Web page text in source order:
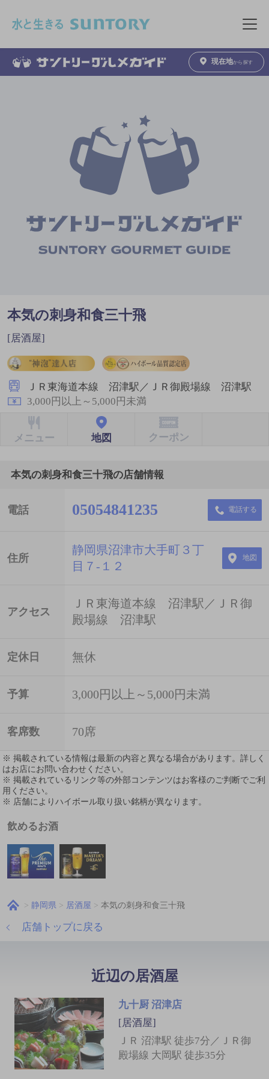
メニュ
現在地から探す
本気の刺身和食三十飛
[居酒屋]
ＪＲ東海道本線 沼津駅／ＪＲ御殿場線 沼津駅
3,000円以上～5,000円未満
メニュー 地図 クーポン
本気の刺身和食三十飛の店舗情報
電話 05054841235 電話する
住所
静岡県沼津市大手町３丁
目７-１２
地図
アクセス
ＪＲ東海道本線 沼津駅／ＪＲ御
殿場線 沼津駅
定休日 無休
予算 3,000円以上～5,000円未満
客席数 70席
※ 掲載されている情報は最新の内容と異なる場合があります。詳しく
はお店にお問い合わせください。
※ 掲載されているリンク等の外部コンテンツはお客様のご判断でご利
用ください。
※ 店舗によりハイボール取り扱い銘柄が異なります。
飲めるお酒
静岡県 居酒屋 本気の刺身和食三十飛
店舗トップに戻る
近辺の居酒屋
九十厨 沼津店
[居酒屋]
ＪＲ 沼津駅 徒歩7分／ＪＲ御
殿場線 大岡駅 徒歩35分